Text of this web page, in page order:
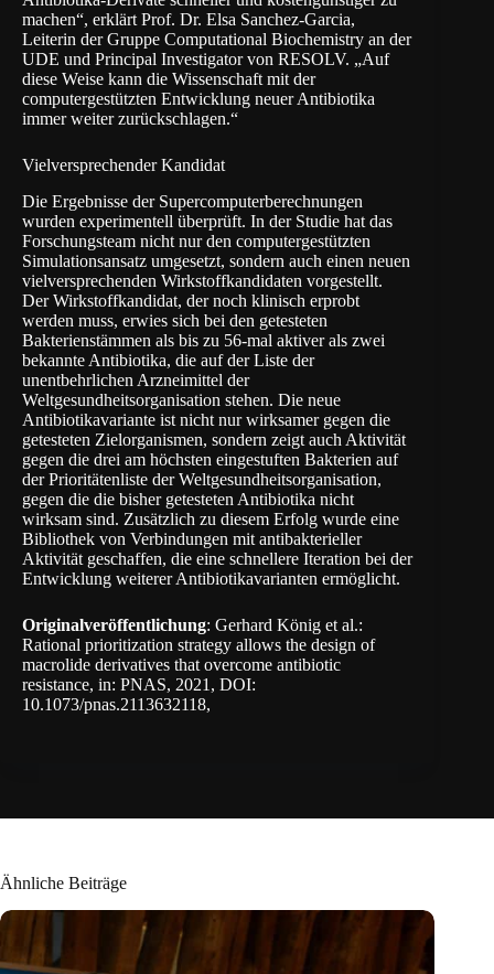
machen“, erklärt Prof. Dr. Elsa Sanchez-Garcia,
Leiterin der Gruppe Computational Biochemistry an der
UDE und Principal Investigator von RESOLV. „Auf
diese Weise kann die Wissenschaft mit der
computergestützten Entwicklung neuer Antibiotika
immer weiter zurückschlagen.“
Vielversprechender Kandidat
Die Ergebnisse der Supercomputerberechnungen
wurden experimentell überprüft. In der Studie hat das
Forschungsteam nicht nur den computergestützten
Simulationsansatz umgesetzt, sondern auch einen neuen
vielversprechenden Wirkstoffkandidaten vorgestellt.
Der Wirkstoffkandidat, der noch klinisch erprobt
werden muss, erwies sich bei den getesteten
Bakterienstämmen als bis zu 56-mal aktiver als zwei
bekannte Antibiotika, die auf der Liste der
unentbehrlichen Arzneimittel der
Weltgesundheitsorganisation stehen. Die neue
Antibiotikavariante ist nicht nur wirksamer gegen die
getesteten Zielorganismen, sondern zeigt auch Aktivität
gegen die drei am höchsten eingestuften Bakterien auf
der Prioritätenliste der Weltgesundheitsorganisation,
gegen die die bisher getesteten Antibiotika nicht
wirksam sind. Zusätzlich zu diesem Erfolg wurde eine
Bibliothek von Verbindungen mit antibakterieller
Aktivität geschaffen, die eine schnellere Iteration bei der
Entwicklung weiterer Antibiotikavarianten ermöglicht.
Originalveröffentlichung: Gerhard König et al.:
Rational prioritization strategy allows the design of
macrolide derivatives that overcome antibiotic
resistance, in: PNAS, 2021, DOI:
10.1073/pnas.2113632118,
Ähnliche Beiträge